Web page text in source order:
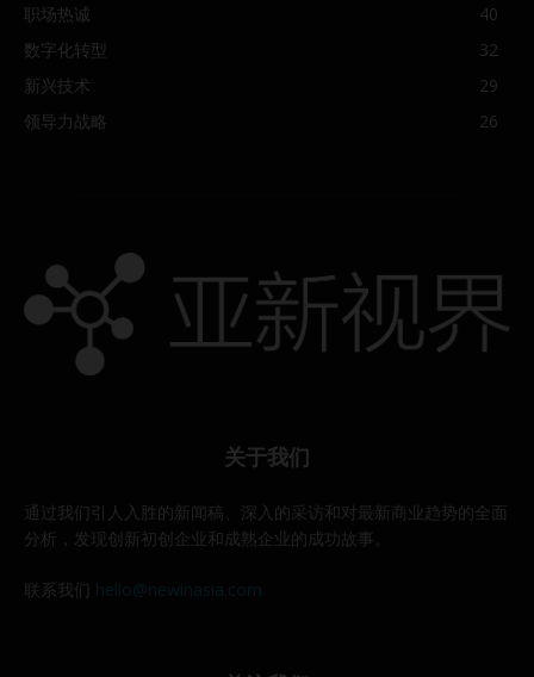
职场热诚
40
数字化转型
32
新兴技术
29
领导力战略
26
关于我们
通过我们引人入胜的新闻稿、深入的采访和对最新商业趋势的全面
分析，发现创新初创企业和成熟企业的成功故事。
联系我们 hello@newinasia.com